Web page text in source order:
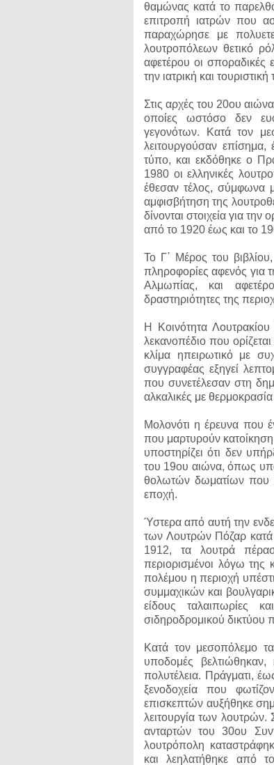
θαμώνας κατά το
επιτροπή ιατρών που
παραχώρησε με
λουτροπόλεων θετικό
αφετέρου οι σποραδικές
την ιατρική και
Στις αρχές του 20ου
οποίες ωστόσο δεν
γεγονότων. Κατά τον
λειτουργούσαν επίσημα,
τύπο, και εκδόθηκε ο
1980 οι ελληνικές
έθεσαν τέλος, σύμφωνα
αμφισβήτηση της
δίνονται στοιχεία για
από το 1920 έως και το
Το Γ΄ Μέρος του
πληροφορίες αφενός για
Αλμωπίας, και
δραστηριότητες της
Η Κοινότητα
λεκανοπέδιο που
κλίμα ηπειρωτικό με
συγγραφέας εξηγεί
που συνετέλεσαν στη
αλκαλικές με
Μολονότι η έρευνα που
που μαρτυρούν
υποστηρίζει ότι δεν
του 19ου αιώνα, όπως
θολωτών δωματίων που
εποχή.
Ύστερα από αυτή την
των Λουτρών Πόζαρ
1912, τα λουτρά
περιορισμένοι λόγω της
πολέμου η περιοχή
συμμαχικών και
είδους ταλαιπωρίες
σιδηροδρομικού δικτύου
Κατά τον μεσοπόλεμο
υποδομές
πολυτέλεια. Πράγματι,
ξενοδοχεία που
επισκεπτών αυξήθηκε
λειτουργία των λουτρών.
ανταρτών του 30ου
λουτρόπολη
και λεηλατήθηκε από